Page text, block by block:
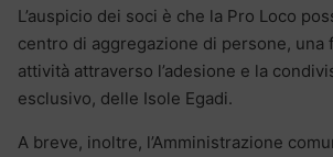
L’auspicio dei soci è che la Pro Loco
centro di aggregazione di persone, una
attività attraverso l’adesione e la
esclusivo, delle Isole Egadi.
A breve, inoltre, l’Amministrazione